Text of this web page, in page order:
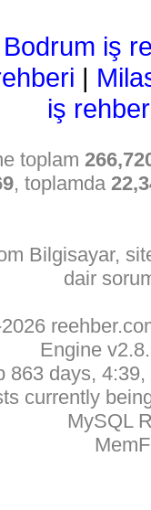
Bodrum iş
|
iş
toplam
, toplamda
Bilgisayar,
dair
Engine
863 days,
currently
MySQL